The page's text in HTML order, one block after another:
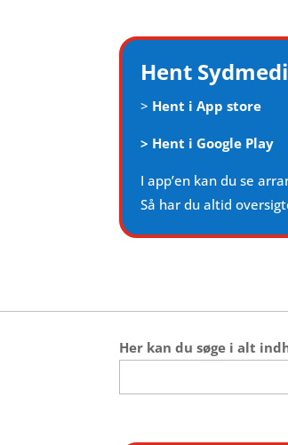
Hent
> Hent i App store
> Hent i Google Play
I app’en kan du se
Så har du altid
Her kan du søge i alt
efter: